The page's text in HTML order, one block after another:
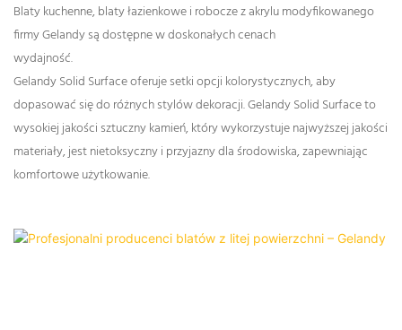
Blaty kuchenne, blaty łazienkowe i robocze z akrylu modyfikowanego
firmy Gelandy są dostępne w doskonałych cenach
wydajność.
Gelandy Solid Surface oferuje setki opcji kolorystycznych, aby
dopasować się do różnych stylów dekoracji. Gelandy Solid Surface to
wysokiej jakości sztuczny kamień, który wykorzystuje najwyższej jakości
materiały, jest nietoksyczny i przyjazny dla środowiska, zapewniając
komfortowe użytkowanie.